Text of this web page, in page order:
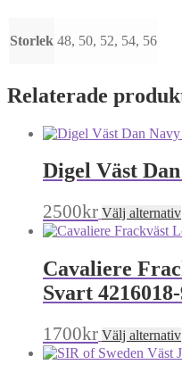
Storlek 48, 50, 52, 54, 56
Relaterade
Digel Väst
2500kr Välj alternativ
Cavaliere
Svart
1700kr Välj alternativ